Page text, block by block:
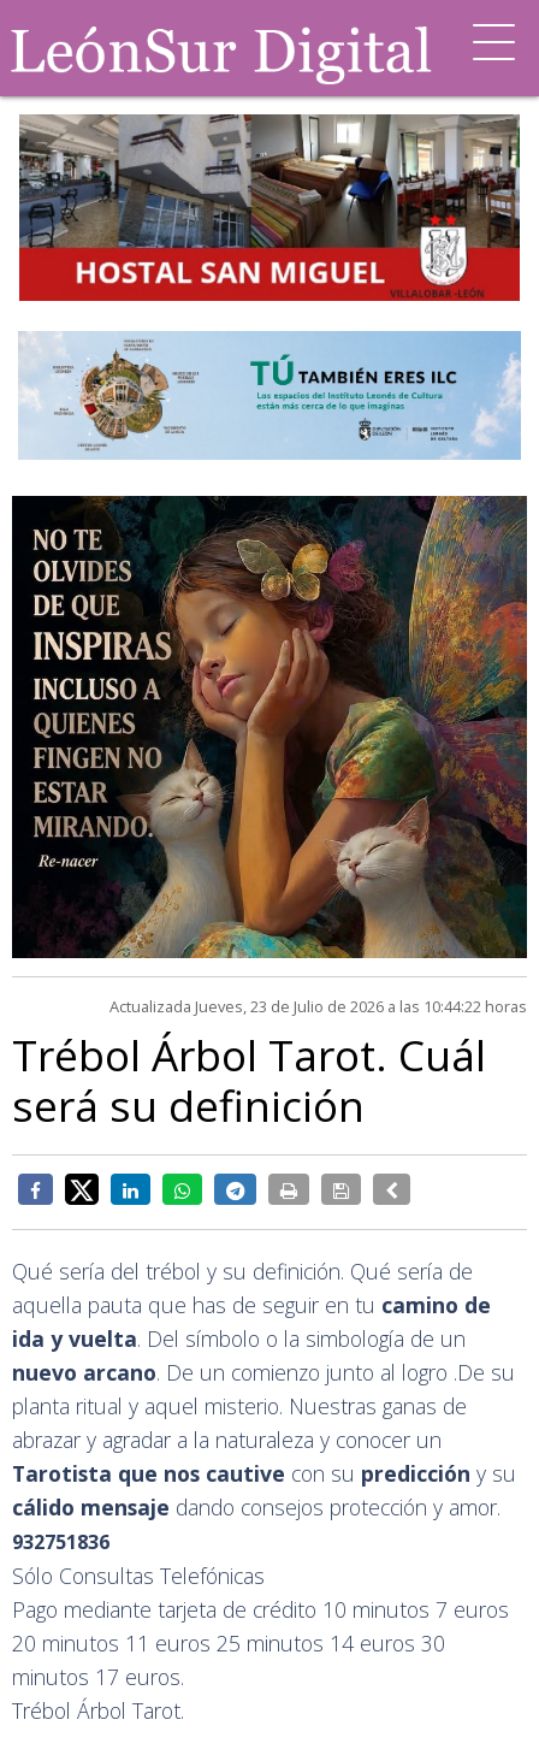
Actualizada Jueves, 23 de Julio de 2026 a las 10:44:22 horas
Trébol Árbol Tarot. Cuál
será su definición
Qué sería del trébol y su definición. Qué sería de
aquella pauta que has de seguir en tu camino de
ida y vuelta. Del símbolo o la simbología de un
nuevo arcano. De un comienzo junto al logro .De su
planta ritual y aquel misterio. Nuestras ganas de
abrazar y agradar a la naturaleza y conocer un
Tarotista que nos cautive con su predicción y su
cálido mensaje dando consejos protección y amor.
932751836
Sólo Consultas Telefónicas
Pago mediante tarjeta de crédito 10 minutos 7 euros
20 minutos 11 euros 25 minutos 14 euros 30
minutos 17 euros.
Trébol Árbol Tarot.